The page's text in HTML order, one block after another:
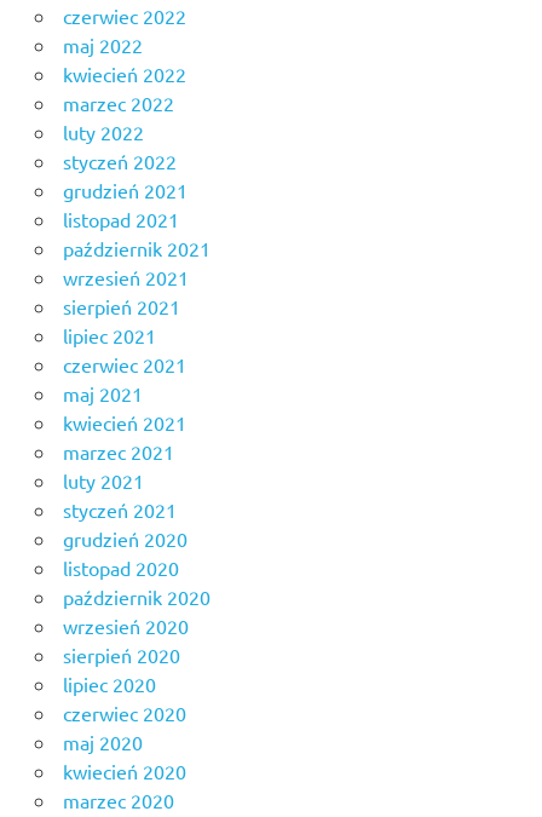
czerwiec 2022
maj 2022
kwiecień 2022
marzec 2022
luty 2022
styczeń 2022
grudzień 2021
listopad 2021
październik 2021
wrzesień 2021
sierpień 2021
lipiec 2021
czerwiec 2021
maj 2021
kwiecień 2021
marzec 2021
luty 2021
styczeń 2021
grudzień 2020
listopad 2020
październik 2020
wrzesień 2020
sierpień 2020
lipiec 2020
czerwiec 2020
maj 2020
kwiecień 2020
marzec 2020